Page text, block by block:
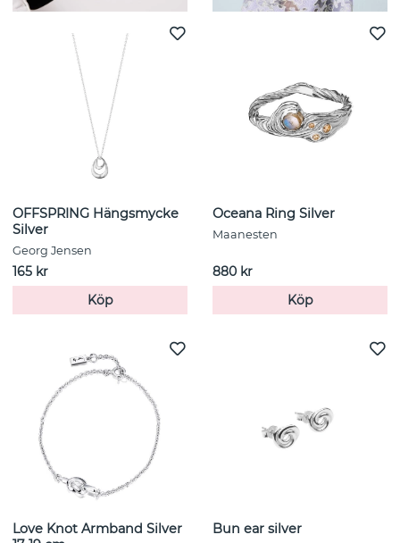
OFFSPRING Hängsmycke
Silver
Georg Jensen
165 kr
Köp
Oceana Ring Silver
Maanesten
880 kr
Köp
Love Knot Armband Silver
Bun ear silver